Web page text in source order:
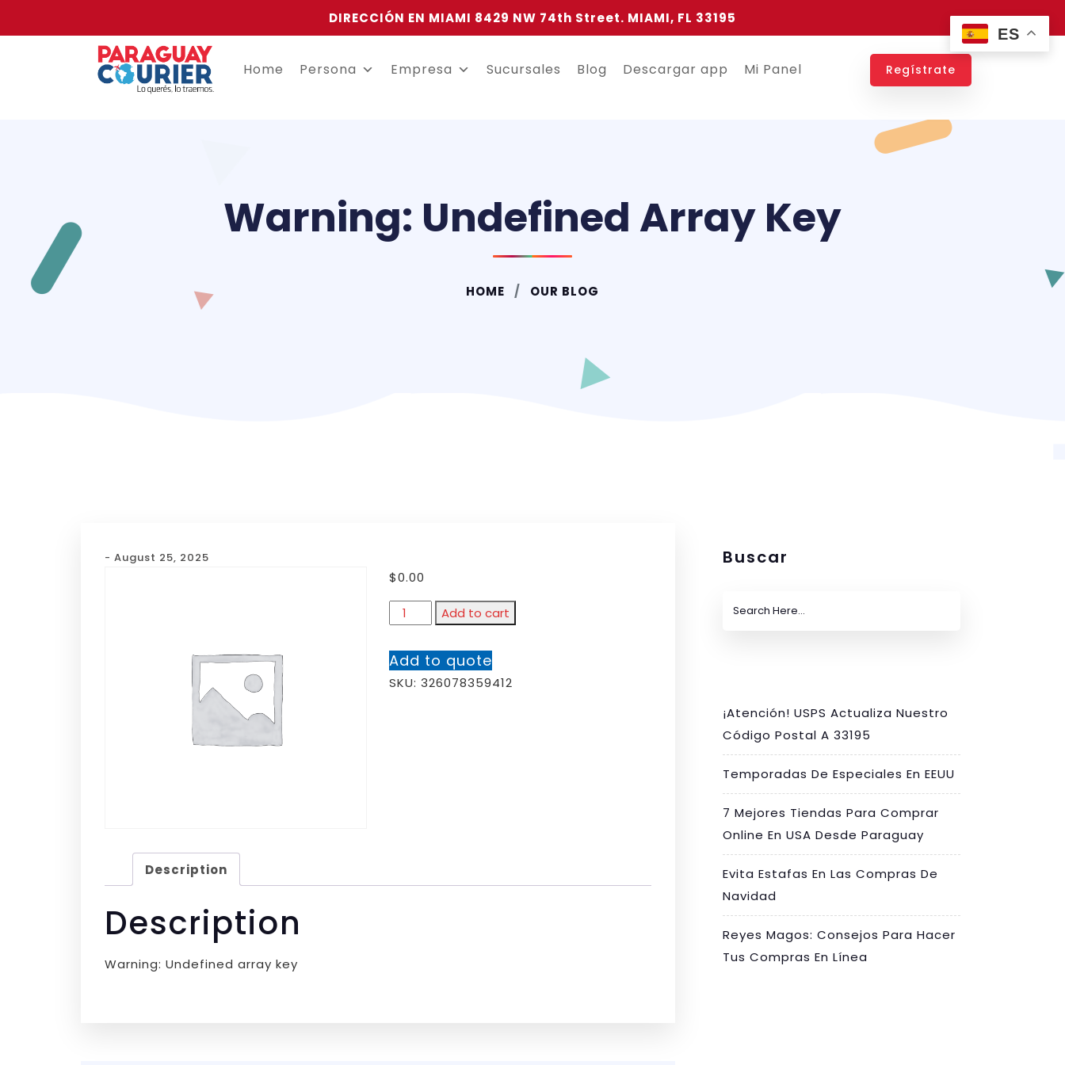
DIRECCIÓN EN MIAMI 8429 NW 74th Street. MIAMI, FL 33195
Home Persona Empresa Sucursales Blog Descargar app Mi Panel Regístrate
Warning: Undefined Array Key
HOME OUR BLOG
- August 25, 2025
$0.00
Add to cart
Add to quote
SKU: 326078359412
Description
Description
Warning: Undefined array key
Buscar
¡Atención! USPS Actualiza Nuestro
Código Postal A 33195
Temporadas De Especiales En EEUU
7 Mejores Tiendas Para Comprar
Online En USA Desde Paraguay
Evita Estafas En Las Compras De
Navidad
Reyes Magos: Consejos Para Hacer
Tus Compras En Línea
ES